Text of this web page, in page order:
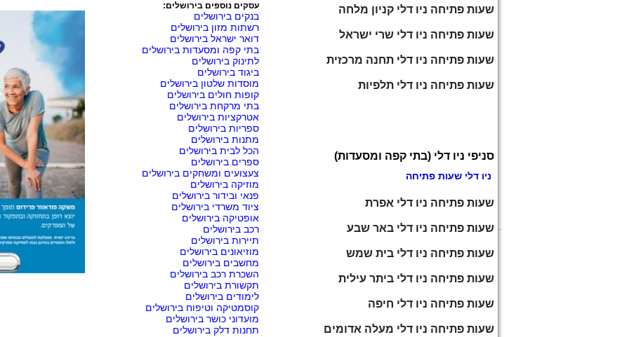
עסקים נוספים בירושלים:
בנקים בירושלים
רשתות מזון בירושלים
דואר ישראל בירושלים
בתי קפה ומסעדות בירושלים
לתינוק בירושלים
ביגוד בירושלים
מוסדות שלטון בירושלים
קופות חולים בירושלים
בתי מרקחת בירושלים
אטרקציות בירושלים
ספריות בירושלים
מתנות בירושלים
הכל לבית בירושלים
ספרים בירושלים
צעצועים ומשחקים בירושלים
מוזיקה בירושלים
פנאי ובידור בירושלים
ציוד משרדי בירושלים
אופטיקה בירושלים
רכב בירושלים
תיירות בירושלים
מוזיאונים בירושלים
מחשבים בירושלים
השכרת רכב בירושלים
תקשורת בירושלים
לימודים בירושלים
קוסמטיקה וטיפוח בירושלים
מועדוני כושר בירושלים
תחנות דלק בירושלים
שעות פתיחה ניו דלי קניון מלחה
שעות פתיחה ניו דלי שרי ישראל
שעות פתיחה ניו דלי תחנה מרכזית
שעות פתיחה ניו דלי תלפיות
סניפי ניו דלי (בתי קפה ומסעדות)
ניו דלי שעות פתיחה
שעות פתיחה ניו דלי אפרת
שעות פתיחה ניו דלי באר שבע
שעות פתיחה ניו דלי בית שמש
שעות פתיחה ניו דלי ביתר עילית
שעות פתיחה ניו דלי חיפה
שעות פתיחה ניו דלי מעלה אדומים